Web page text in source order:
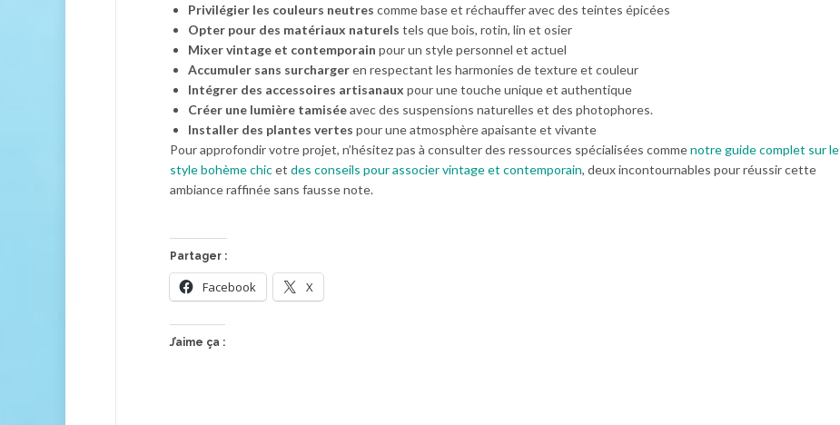
Privilégier les couleurs neutres comme base et réchauffer avec des teintes épicées
Opter pour des matériaux naturels tels que bois, rotin, lin et osier
Mixer vintage et contemporain pour un style personnel et actuel
Accumuler sans surchargeren respectant les harmonies de texture et couleur
Intégrer des accessoires artisanaux pour une touche unique et authentique
Créer une lumière tamiséeavec des suspensions naturelles et des photophores.
Installer des plantes vertes pour une atmosphère apaisante et vivante
Pour approfondir votre projet, n’hésitez pas à consulter des ressources spécialisées commenotre guide complet sur le
style bohème chicet des conseils pour associer vintage et contemporain, deux incontournables pour réussir cette
ambiance raffinée sans fausse note.
Partager :
Facebook X
J’aime ça :